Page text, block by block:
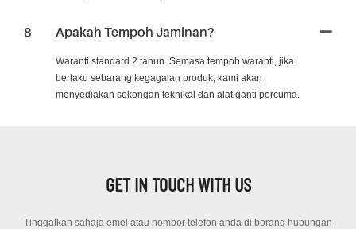
8 Apakah Tempoh Jaminan?
Waranti standard 2 tahun. Semasa tempoh waranti, jika
berlaku sebarang kegagalan produk, kami akan
menyediakan sokongan teknikal dan alat ganti percuma.
GET IN TOUCH WITH US
Tinggalkan sahaja emel atau nombor telefon anda di borang hubungan